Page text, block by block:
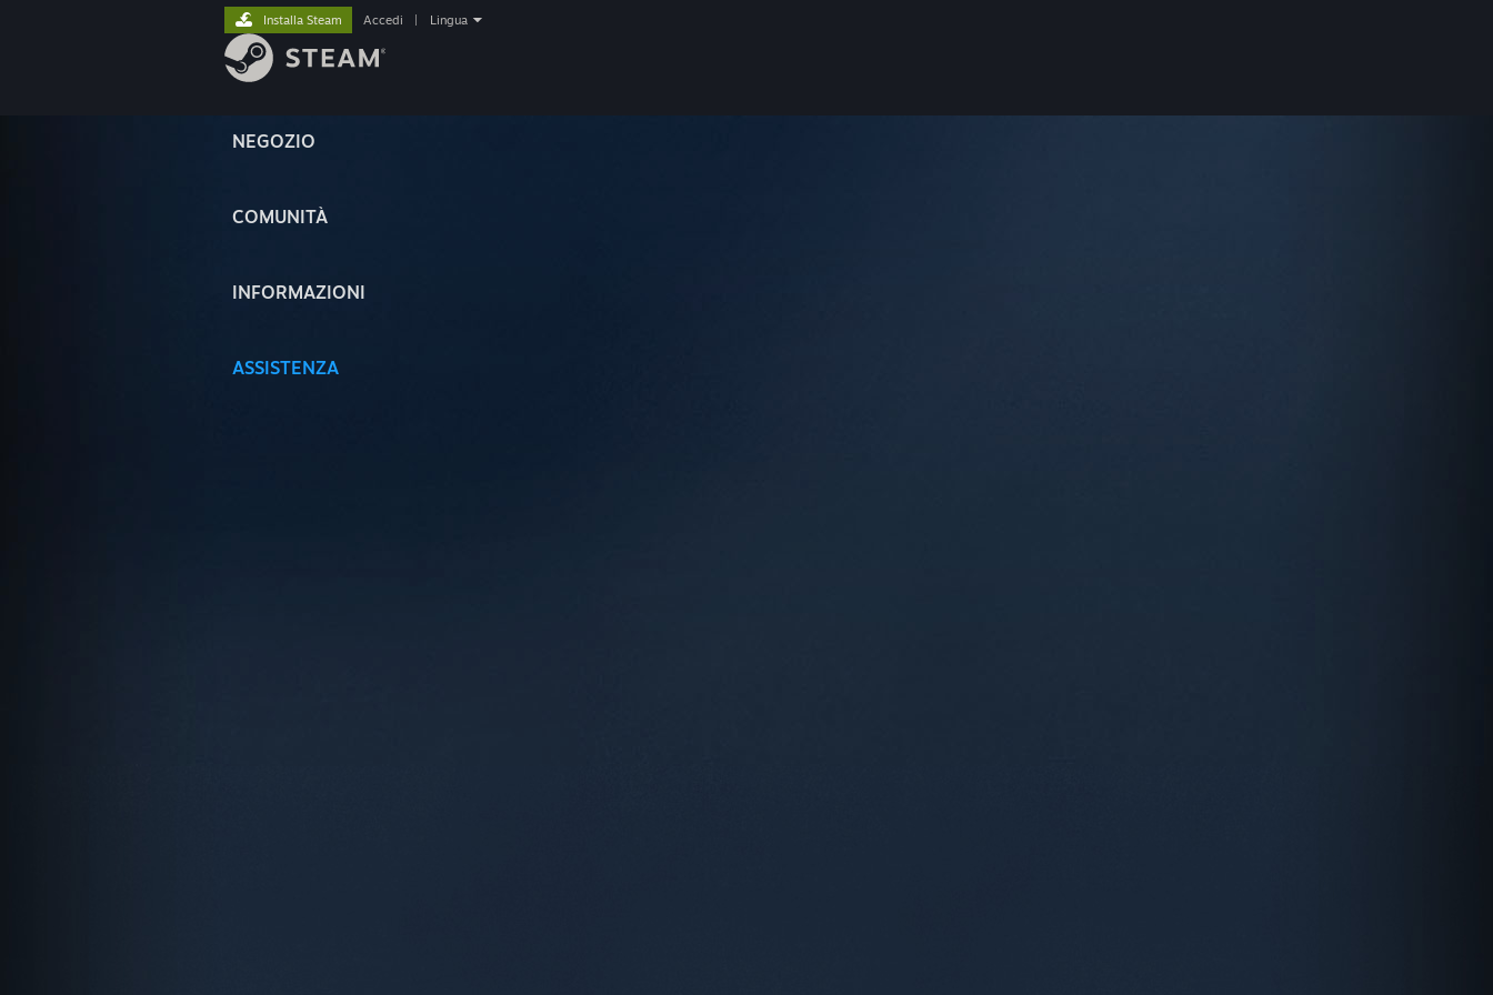
NEGOZIO
COMUNITÀ
INFORMAZIONI
ASSISTENZA
Installa Steam Accedi Lingua